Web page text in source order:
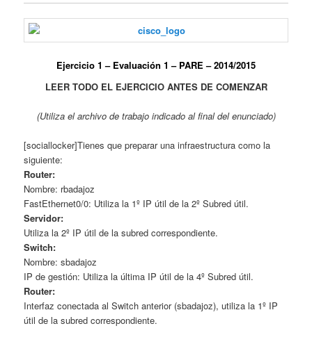
Ejercicio 1 – Evaluación 1 – PARE – 2014/2015
LEER TODO EL EJERCICIO ANTES DE COMENZAR
(Utiliza el archivo de trabajo indicado al final del enunciado)
[sociallocker]Tienes que preparar una infraestructura como la
siguiente:
Router:
Nombre: rbadajoz
FastEthernet0/0: Utiliza la 1º IP útil de la 2º Subred útil.
Servidor:
Utiliza la 2º IP útil de la subred correspondiente.
Switch:
Nombre: sbadajoz
IP de gestión: Utiliza la última IP útil de la 4º Subred útil.
Router:
Interfaz conectada al Switch anterior (sbadajoz), utiliza la 1º IP
útil de la subred correspondiente.